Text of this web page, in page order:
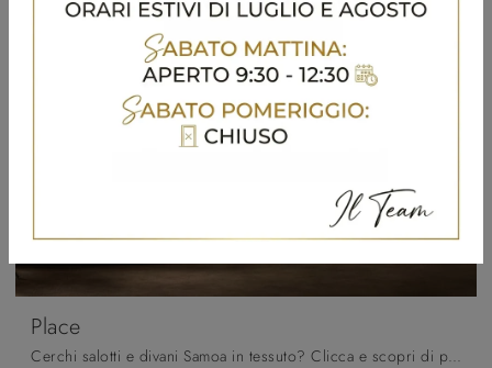
Place
Cerchi salotti e divani Samoa in tessuto? Clicca e scopri di più sul modello Place per spazi moderni.